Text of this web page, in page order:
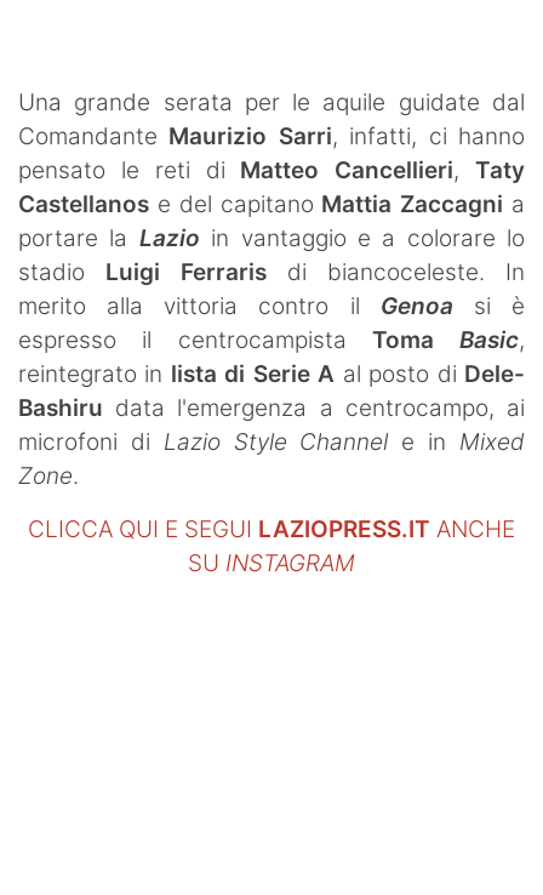
Una grande serata per le aquile guidate dal
Comandante Maurizio Sarri, infatti, ci hanno
pensato le reti di Matteo Cancellieri,Taty
Castellanos e del capitano Mattia Zaccagni a
portare la Lazio in vantaggio e a colorare lo
stadio Luigi Ferraris di biancoceleste. In
merito alla vittoria contro il Genoa si è
espresso il centrocampista Toma Basic,
reintegrato in lista di Serie A al posto di Dele-
Bashiru data l'emergenza a centrocampo, ai
microfoni di Lazio Style Channel e in Mixed
Zone.
CLICCA QUI E SEGUI LAZIOPRESS.IT ANCHE
SU INSTAGRAM